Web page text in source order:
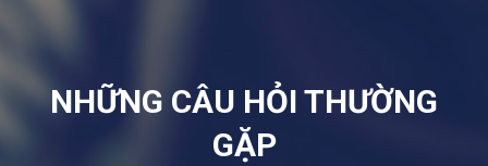
NHỮNG CÂU HỎI THƯỜNG
GẶP